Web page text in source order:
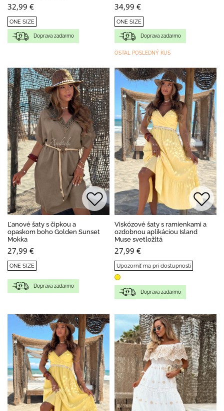
32,99 €
ONE SIZE
Doprava zadarmo
34,99 €
ONE SIZE
Doprava zadarmo
OSTAL POSLEDNÝ KUS
Ľanové šaty s čipkou a
opaskom boho Golden Sunset
Mokka
27,99 €
ONE SIZE
Doprava zadarmo
Viskózové šaty s ramienkami a
ozdobnou aplikáciou Island
Muse svetložltá
27,99 €
Upozorniť ma pri dostupnosti
Doprava zadarmo